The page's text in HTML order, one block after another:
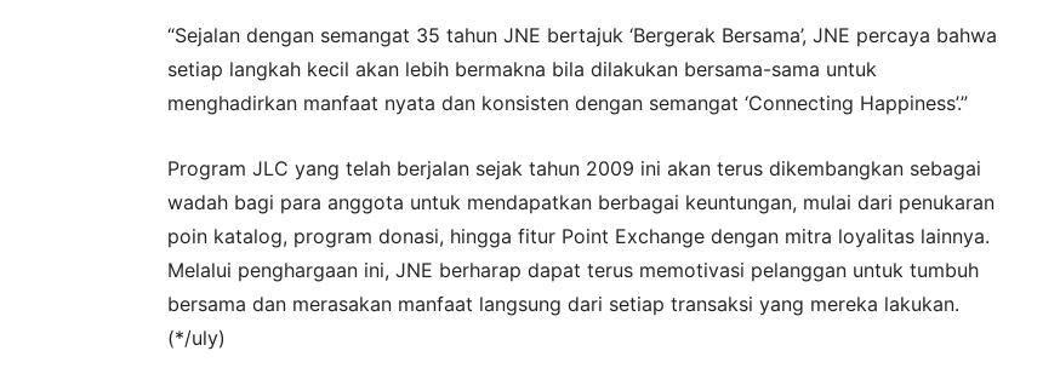
“Sejalan dengan semangat 35 tahun JNE bertajuk ‘Bergerak Bersama’, JNE percaya bahwa
setiap langkah kecil akan lebih bermakna bila dilakukan bersama-sama untuk
menghadirkan manfaat nyata dan konsisten dengan semangat ‘Connecting Happiness’.”
Program JLC yang telah berjalan sejak tahun 2009 ini akan terus dikembangkan sebagai
wadah bagi para anggota untuk mendapatkan berbagai keuntungan, mulai dari penukaran
poin katalog, program donasi, hingga fitur Point Exchange dengan mitra loyalitas lainnya.
Melalui penghargaan ini, JNE berharap dapat terus memotivasi pelanggan untuk tumbuh
bersama dan merasakan manfaat langsung dari setiap transaksi yang mereka lakukan.
(*/uly)